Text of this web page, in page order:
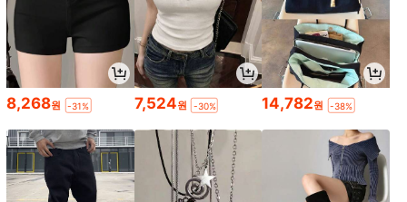
8,268원 -31% 7,524원 -30% 14,782원 -38%